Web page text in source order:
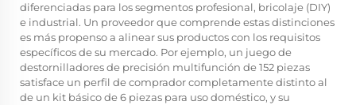
diferenciadas para los segmentos profesional, bricolaje (DIY)
e industrial. Un proveedor que comprende estas distinciones
es más propenso a alinear sus productos con los requisitos
específicos de su mercado. Por ejemplo, un juego de
destornilladores de precisión multifunción de 152 piezas
satisface un perfil de comprador completamente distinto al
de un kit básico de 6 piezas para uso doméstico, y su